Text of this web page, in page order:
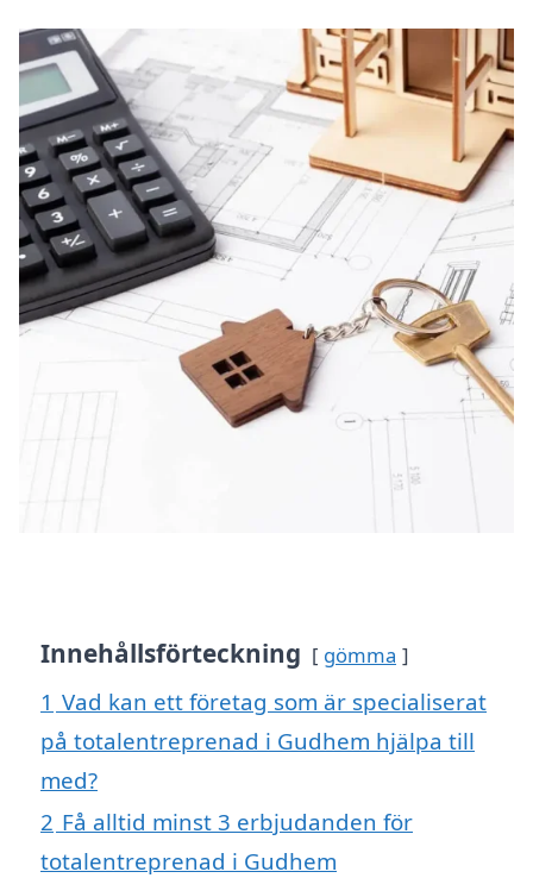
Innehållsförteckning gömma
1 Vad kan ett företag som är specialiserat
på totalentreprenad i Gudhem hjälpa till
med?
2 Få alltid minst 3 erbjudanden för
totalentreprenad i Gudhem